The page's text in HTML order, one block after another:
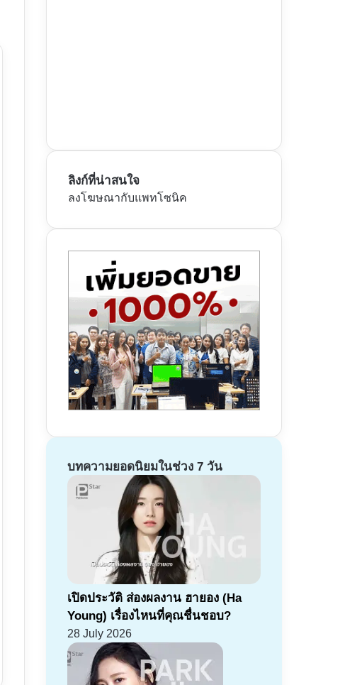
ลิงก์ที่น่าสนใจ
ลงโฆษณากับแพทโซนิค
บทความยอดนิยมในช่วง 7 วัน
เปิดประวัติ ส่องผลงาน ฮายอง (Ha
Young) เรื่องไหนที่คุณชื่นชอบ?
28 July 2026